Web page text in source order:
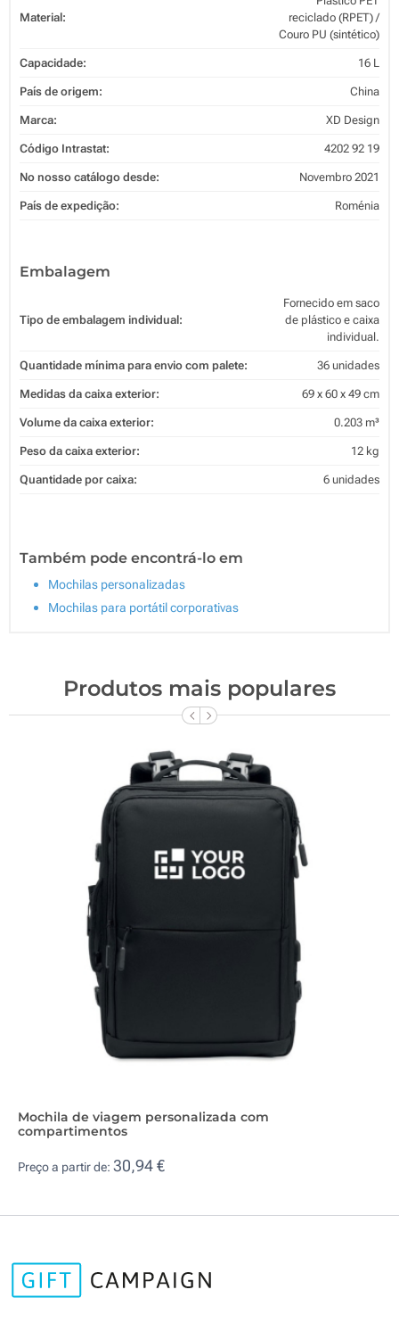
Material:
reciclado (RPET) /
Couro PU (sintético)
Capacidade: 16 L
País de origem: China
Marca: XD Design
Código Intrastat: 4202 92 19
No nosso catálogo desde: Novembro 2021
País de expedição: Roménia
Embalagem
Tipo de embalagem individual:
Fornecido em saco
de plástico e caixa
individual.
Quantidade mínima para envio com palete: 36 unidades
Medidas da caixa exterior: 69 x 60 x 49 cm
Volume da caixa exterior: 0.203 m³
Peso da caixa exterior: 12 kg
Quantidade por caixa: 6 unidades
Também pode encontrá-lo em
Mochilas personalizadas
Mochilas para portátil corporativas
Produtos mais populares
Mochila de viagem personalizada com
compartimentos
Preço a partir de: 30,94 €